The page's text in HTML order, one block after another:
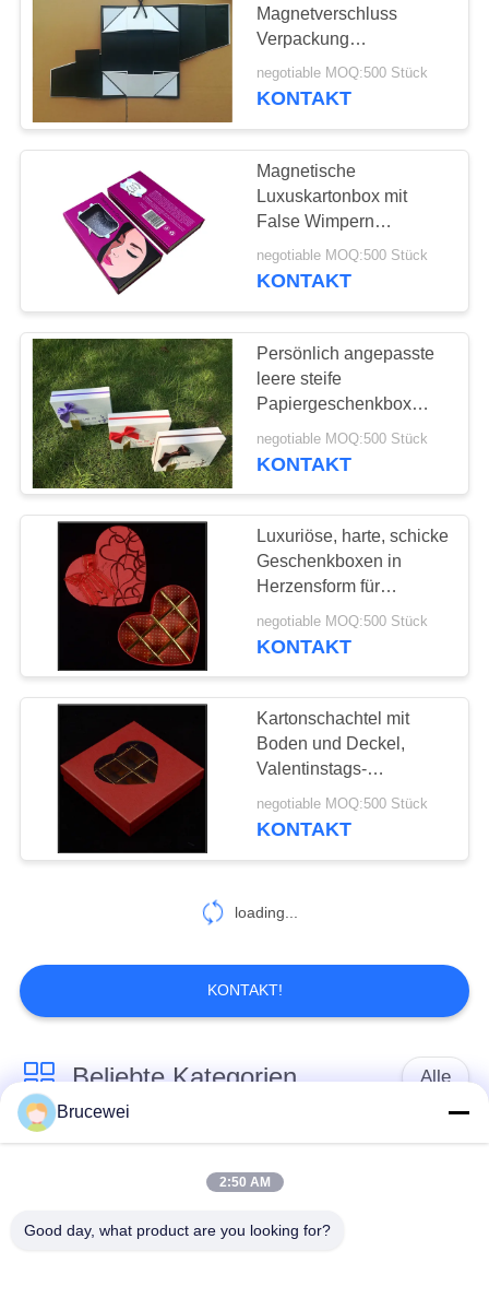
Magnetverschluss
Verpackung
Weinflasche Handarbeit
negotiable MOQ:500 Stück
KONTAKT
Magnetische
Luxuskartonbox mit
False Wimpern
Verpackung
negotiable MOQ:500 Stück
KONTAKT
Persönlich angepasste
leere steife
Papiergeschenkbox
Schokoladengeschenkbox
Verpackung für das
negotiable MOQ:500 Stück
KONTAKT
Luxuriöse, harte, schicke
Geschenkboxen in
Herzensform für
Valentinstag,
Schokolade und
negotiable MOQ:500 Stück
KONTAKT
Kartonschachtel mit
Boden und Deckel,
Valentinstags-
Schokoladenbox mit
Plastikfenster.
negotiable MOQ:500 Stück
KONTAKT
loading...
KONTAKT!
Beliebte Kategorien Alle
Verpacken- der
Lebensmittelkasten
Kartonverpackungen Steifpapiergeschenkfach
Brucewei
2:50 AM
Good day, what product are you looking for?